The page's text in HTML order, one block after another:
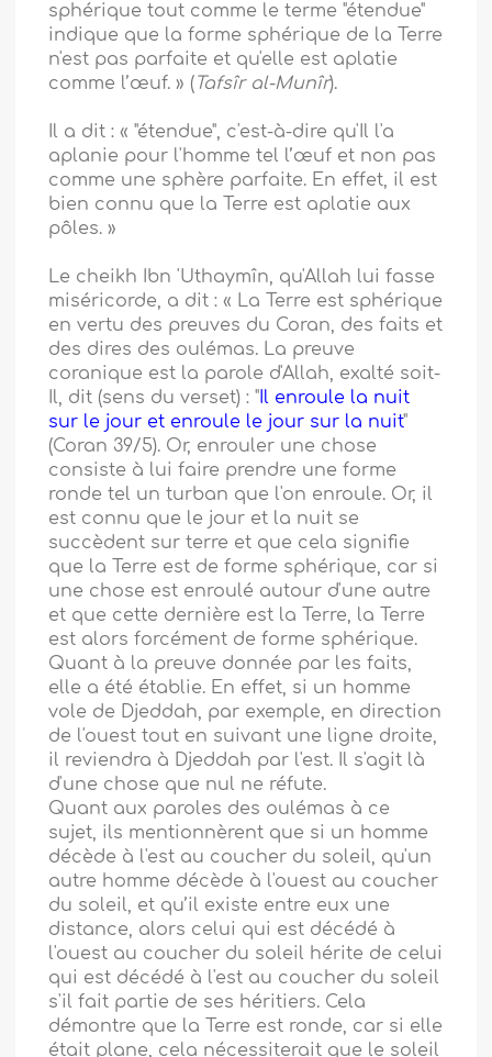
sphérique tout comme le terme "étendue"
indique que la forme sphérique de la Terre
n'est pas parfaite et qu'elle est aplatie
comme l’œuf. » (Tafsîr al-Munîr).
Il a dit : « "étendue", c'est-à-dire qu'Il l'a
aplanie pour l'homme tel l’œuf et non pas
comme une sphère parfaite. En effet, il est
bien connu que la Terre est aplatie aux
pôles. »
Le cheikh Ibn 'Uthaymîn, qu'Allah lui fasse
miséricorde, a dit : « La Terre est sphérique
en vertu des preuves du Coran, des faits et
des dires des oulémas. La preuve
coranique est la parole d'Allah, exalté soit-
Il, dit (sens du verset) : "Il enroule la nuit
sur le jour et enroule le jour sur la nuit"
(Coran 39/5). Or, enrouler une chose
consiste à lui faire prendre une forme
ronde tel un turban que l'on enroule. Or, il
est connu que le jour et la nuit se
succèdent sur terre et que cela signifie
que la Terre est de forme sphérique, car si
une chose est enroulé autour d'une autre
et que cette dernière est la Terre, la Terre
est alors forcément de forme sphérique.
Quant à la preuve donnée par les faits,
elle a été établie. En effet, si un homme
vole de Djeddah, par exemple, en direction
de l'ouest tout en suivant une ligne droite,
il reviendra à Djeddah par l'est. Il s'agit là
d'une chose que nul ne réfute.
Quant aux paroles des oulémas à ce
sujet, ils mentionnèrent que si un homme
décède à l'est au coucher du soleil, qu'un
autre homme décède à l'ouest au coucher
du soleil, et qu’il existe entre eux une
distance, alors celui qui est décédé à
l'ouest au coucher du soleil hérite de celui
qui est décédé à l'est au coucher du soleil
s'il fait partie de ses héritiers. Cela
démontre que la Terre est ronde, car si elle
était plane, cela nécessiterait que le soleil